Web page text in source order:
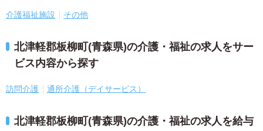
介護福祉施設 その他
北津軽郡板柳町(青森県)の介護・福祉の求人をサー
ビス内容から探す
訪問介護 通所介護（デイサービス）
北津軽郡板柳町(青森県)の介護・福祉の求人を給与